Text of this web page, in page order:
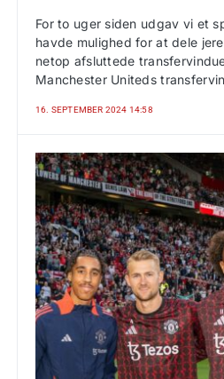
For to uger siden udgav vi et
havde mulighed for at dele
netop afsluttede
Manchester Uniteds
16. SEPTEMBER 2024 14:58